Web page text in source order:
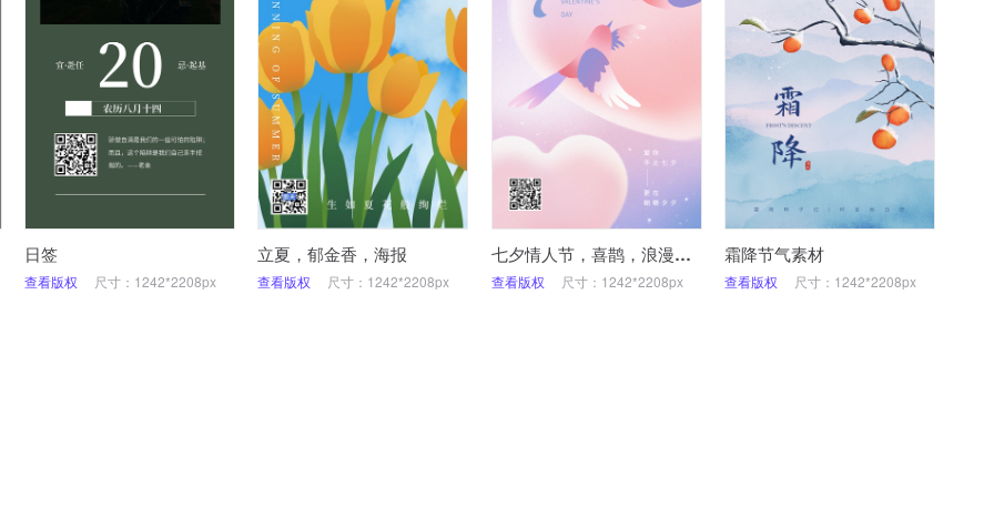
日签
查看版权 尺寸：1242*2208px
立夏，郁金香，海报
查看版权 尺寸：1242*2208px
七夕情人节，喜鹊，浪漫插画，手机海报
查看版权 尺寸：1242*2208px
霜降节气素材
查看版权 尺寸：1242*2208px